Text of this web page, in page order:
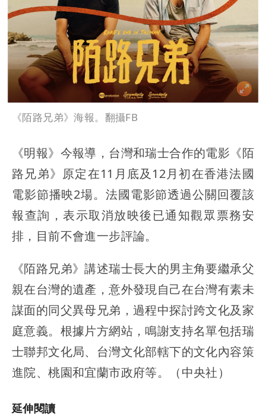
《陌路兄弟》海報。翻攝FB
《明報》今報導，台灣和瑞士合作的電影《陌
路兄弟》原定在11月底及12月初在香港法國
電影節播映2場。法國電影節透過公關回覆該
報查詢，表示取消放映後已通知觀眾票務安
排，目前不會進一步評論。
《陌路兄弟》講述瑞士長大的男主角要繼承父
親在台灣的遺產，意外發現自己在台灣有素未
謀面的同父異母兄弟，過程中探討跨文化及家
庭意義。根據片方網站，鳴謝支持名單包括瑞
士聯邦文化局、台灣文化部轄下的文化內容策
進院、桃園和宜蘭市政府等。（中央社）
延伸閱讀